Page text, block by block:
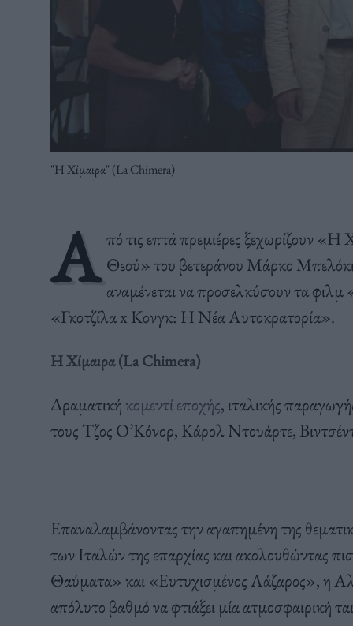
"Η Χίμαιρα" (La Chimera)
Α πό τις επτά πρεμιέρες ξεχωρίζουν
Θεού» του βετεράνου Μάρκο
αναμένεται να προσελκύσουν τα
«Γκοτζίλα x Κονγκ: Η Νέα Αυτοκρατορία».
Η Χίμαιρα (La Chimera)
Δραματική κομεντί εποχής, ιταλικής
τους Τζος Ο’Κόνορ, Κάρολ Ντουάρτε,
Επαναλαμβάνοντας την αγαπημένη της
των Ιταλών της επαρχίας και ακολουθώντας
Θαύματα» και «Ευτυχισμένος Λάζαρος», η
απόλυτο βαθμό να φτιάξει μία ατμοσφαιρική